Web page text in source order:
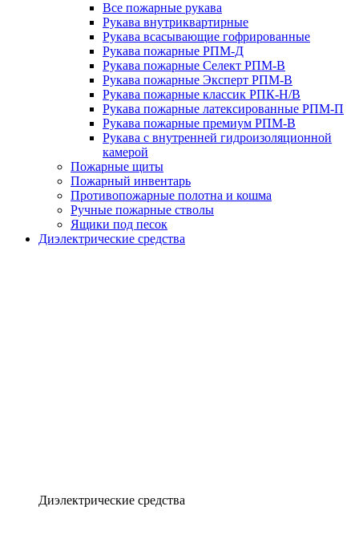
Все пожарные рукава
Рукава внутриквартирные
Рукава всасывающие гофрированные
Рукава пожарные РПМ-Д
Рукава пожарные Селект РПМ-В
Рукава пожарные Эксперт РПМ-В
Рукава пожарные классик РПК-Н/В
Рукава пожарные латексированные РПМ-П
Рукава пожарные премиум РПМ-В
Рукава с внутренней гидроизоляционной
камерой
Пожарные щиты
Пожарный инвентарь
Противопожарные полотна и кошма
Ручные пожарные стволы
Ящики под песок
Диэлектрические средства
Диэлектрические средства